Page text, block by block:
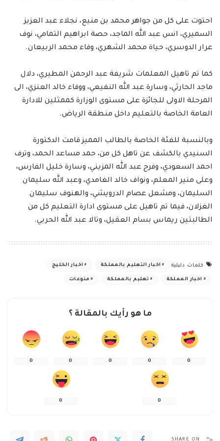
احتوت على كل من جواهر محمد بن منيع، نجلاء عبد العزيز
السميري، انس عبد الله الماجد، حصة ابراهيم التمامي، نوف
عرار الدوسري، حياة محمد الشهري، وفاء محمد الربيعان.
كما تم تاهيل المعلمات شريفة عبد الرحمن المطيري، دلال
ماجد الحارثي، وسارة عبد الله النفيعي، ووفاء خالد العنزي، الى
المرحلة الاولى للجائزة على مستوى الوزارة كممثلين للادارة
العامة الخاصة بالتعليم داخل منطقة الرياض.
وبالنسبة للفئة الخاصة بالطالب المميز قامت الدكتورة
السنيدي بالكشف عن تاهل كل من، حمد مساعد الحمد، وترف
احمد السعودي، وفرح عبد الله المزيني، وسارة خليل الفارس،
وعلى منير المعلم، ونواف خالد الغامدي، وعبد الله سليمان
السليمان، ومشعل عصام الدرويشي، والهنوف سليمان
الغزلان، فيما تم تاهيل على مستوى ادارة التعليم كل من
الطالبتين ريماس بسام العقيل، وتالا عبد الله الحربي.
كلمات دليلية اخبار التعليم بالمملكة اخبار الخليج
اخبار المملكة تعليم بالمملكة منوعات
ما هو رأيك بالمقالة ؟
0
0
0
0
0
0
0
SHARE ON